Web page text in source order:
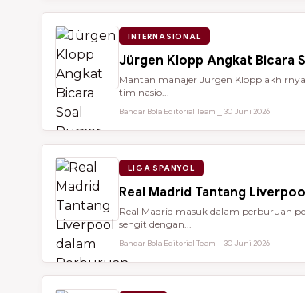
INTERNASIONAL
Jürgen Klopp Angkat Bicara
Mantan manajer Jürgen Klopp
tim nasio...
Bandar Bola Editorial Team ⎯ 30 Juni 2026
LIGA SPANYOL
Real Madrid Tantang
Real Madrid masuk dalam perburuan
sengit dengan...
Bandar Bola Editorial Team ⎯ 30 Juni 2026